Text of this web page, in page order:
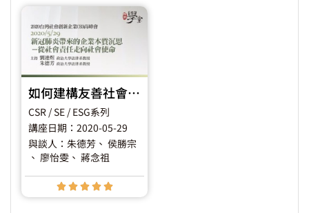
如何建構友善社會創新生態系來因應Covid-19或未來的挑戰？
CSR / SE / ESG系列
講座日期：2020-05-29
與談人：朱德芳 、 侯勝宗
、 廖怡雯 、 蔣念祖
    